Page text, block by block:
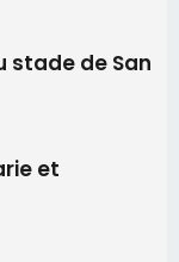
stade de San
et